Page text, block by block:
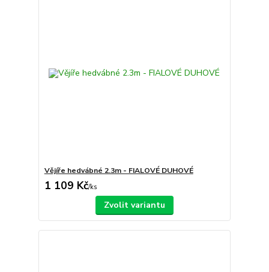
Vějíře hedvábné 2.3m - FIALOVÉ DUHOVÉ
1 109 Kč/ks
Zvolit variantu